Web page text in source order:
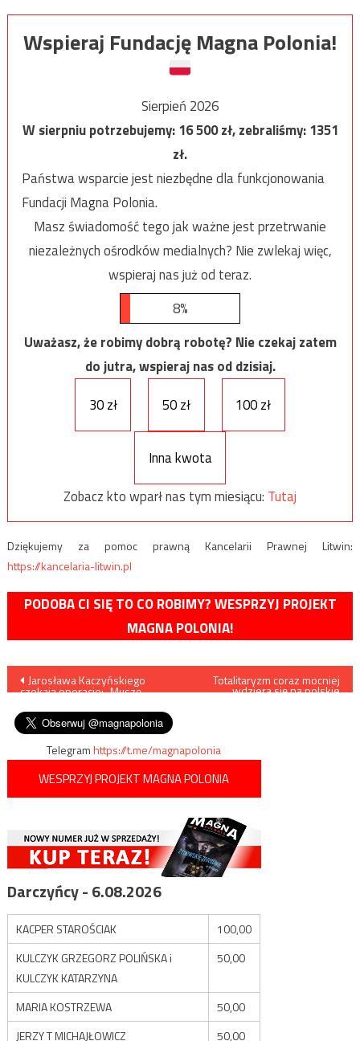
Wspieraj Fundację Magna Polonia!
Sierpień 2026
W sierpniu potrzebujemy:16 500zł, zebraliśmy:1351
zł.
Państwa wsparcie jest niezbędne dla funkcjonowania
Fundacji Magna Polonia.
Masz świadomość tego jak ważne jest przetrwanie
niezależnych ośrodków medialnych? Nie zwlekaj więc,
wspieraj nas już od teraz.
8%
Uważasz, że robimy dobrą robotę? Nie czekaj zatem
do jutra, wspieraj nas od dzisiaj.
30 zł
50 zł 100 zł
Inna kwota
Zobacz kto wparł nas tym miesiącu: Tutaj
Dziękujemy za pomoc prawną Kancelarii Prawnej Litwin:
https://kancelaria-litwin.pl
PODOBA CI SIĘ TO CO ROBIMY? WESPRZYJ PROJEKT
MAGNA POLONIA!
Nawigacja
wpisu
Jarosława Kaczyńskiego
czekają operacje: „Muszę
Totalitaryzm coraz mocniej
wdziera się na polskie
Telegramhttps://t.me/magnapolonia
WESPRZYJ PROJEKT MAGNA POLONIA
Darczyńcy - 6.08.2026
KACPER STAROŚCIAK
100,00
KULCZYK GRZEGORZ POLIŃSKA i
KULCZYK KATARZYNA
50,00
MARIA KOSTRZEWA
50,00
JERZY T MICHAJŁOWICZ
50,00